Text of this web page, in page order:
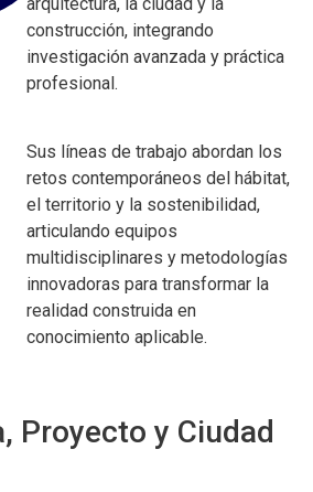
construcción, integrando
investigación avanzada y práctica
profesional.
Sus líneas de trabajo abordan los
retos contemporáneos del hábitat,
el territorio y la sostenibilidad,
articulando equipos
multidisciplinares y metodologías
innovadoras para transformar la
realidad construida en
conocimiento aplicable.
Proyecto y Ciudad